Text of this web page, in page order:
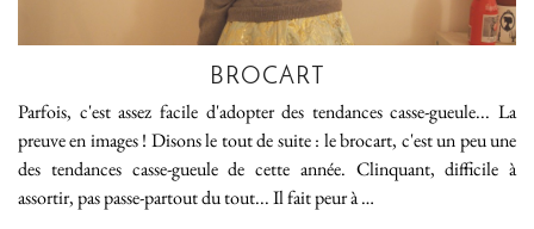
BROCART
Parfois, c'est assez facile d'adopter des tendances casse-gueule... La
preuve en images ! Disons le tout de suite : le brocart, c'est un peu une
des tendances casse-gueule de cette année. Clinquant, difficile à
assortir, pas passe-partout du tout... Il fait peur à …